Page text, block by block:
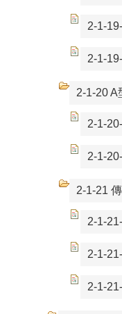
2-1-
2-1-
2-1-20 A
2-1-
2-1-
2-1-21
2-1-
2-1-
2-1-